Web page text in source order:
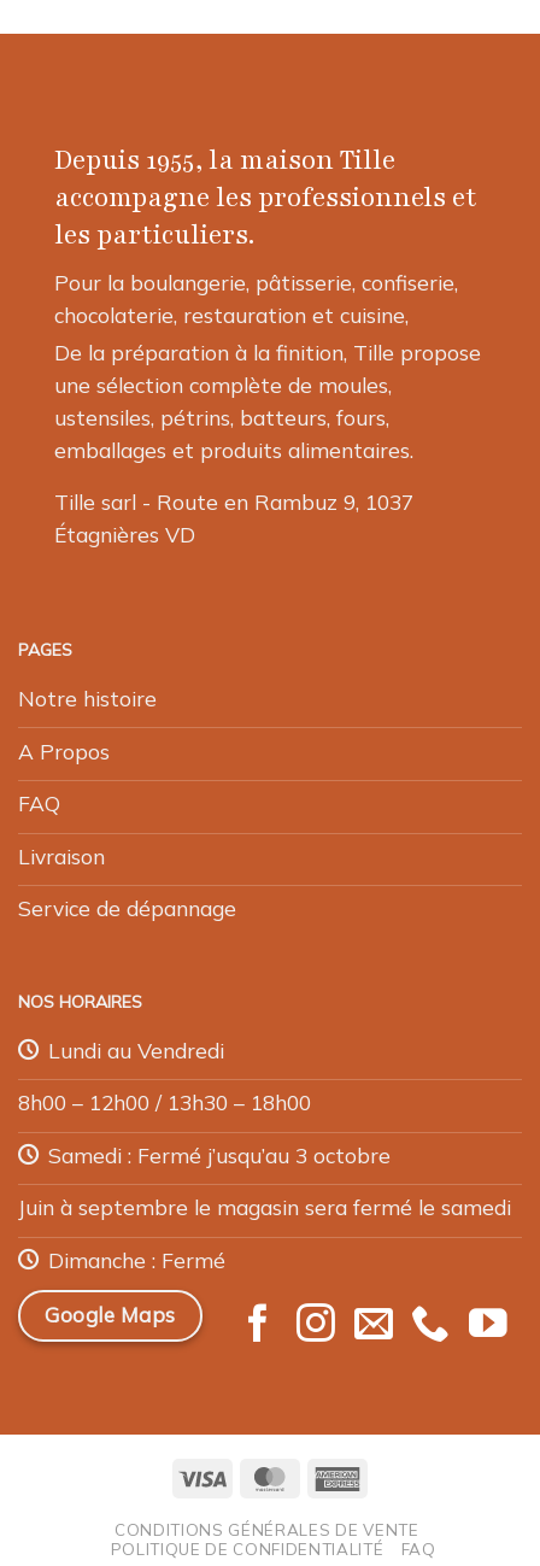
Depuis 1955, la maison Tille
accompagne les professionnels et
les particuliers.
Pour la boulangerie, pâtisserie, confiserie,
chocolaterie, restauration et cuisine,
De la préparation à la finition, Tille propose
une sélection complète de moules,
ustensiles, pétrins, batteurs, fours,
emballages et produits alimentaires.
Tille sarl - Route en Rambuz 9, 1037
Étagnières VD
PAGES
Notre histoire
A Propos
FAQ
Livraison
Service de dépannage
NOS HORAIRES
Lundi au Vendredi
8h00 – 12h00 / 13h30 – 18h00
Samedi : Fermé j’usqu’au 3 octobre
Juin à septembre le magasin sera fermé le samedi
Dimanche : Fermé
Google Maps
Visa MasterCard
CONDITIONS GÉNÉRALES DE VENTE
POLITIQUE DE CONFIDENTIALITÉ
FAQ